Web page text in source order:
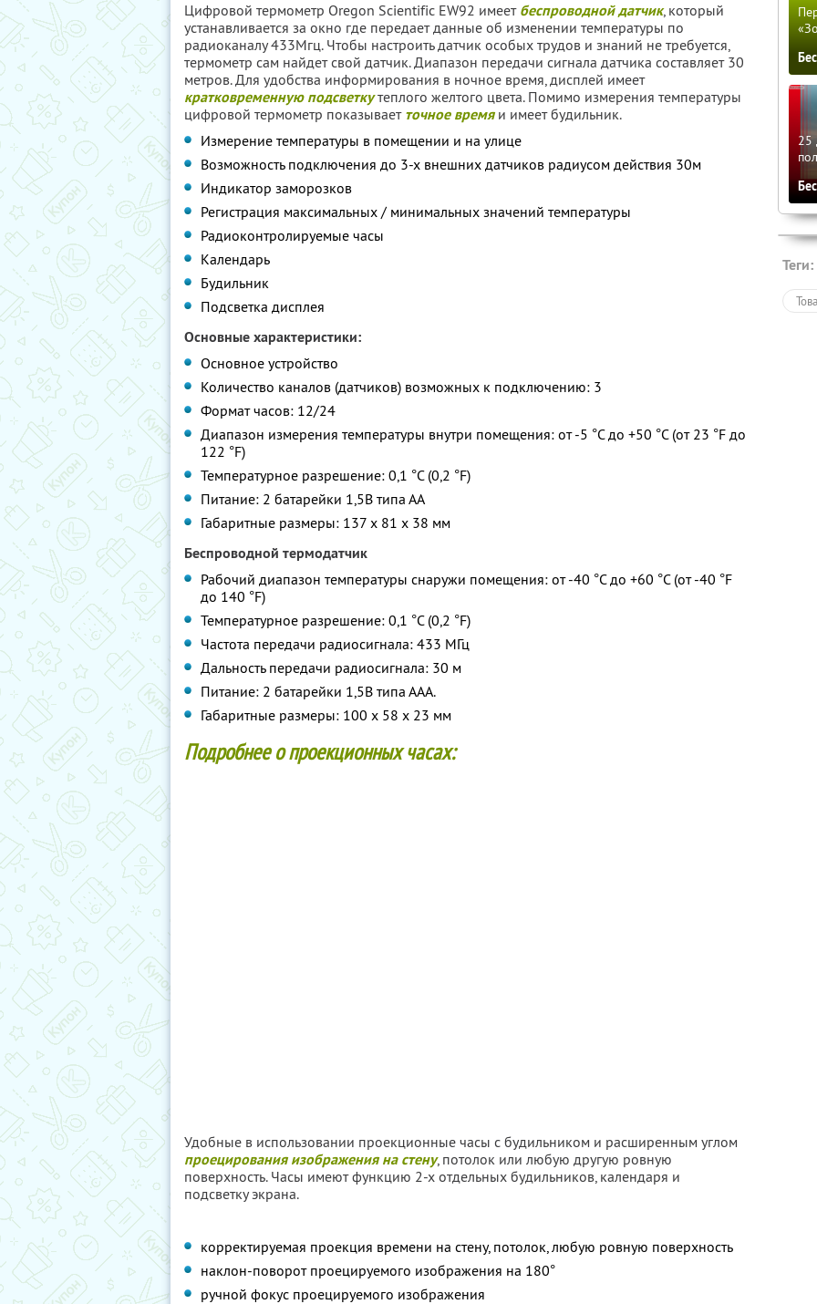
Цифровой термометр Oregon Scientific EW92 имеет беспроводной датчик, который
устанавливается за окно где передает данные об изменении температуры по
радиоканалу 433Мгц. Чтобы настроить датчик особых трудов и знаний не требуется,
термометр сам найдет свой датчик. Диапазон передачи сигнала датчика составляет 30
метров. Для удобства информирования в ночное время, дисплей имеет
кратковременную подсветкутеплого желтого цвета. Помимо измерения температуры
цифровой термометр показывает точное времяи имеет будильник.
Измерение температуры в помещении и на улице
Возможность подключения до 3-х внешних датчиков радиусом действия 30м
Индикатор заморозков
Регистрация максимальных / минимальных значений температуры
Радиоконтролируемые часы
Календарь
Будильник
Подсветка дисплея
Основные характеристики:
Основное устройство
Количество каналов (датчиков) возможных к подключению: 3
Формат часов: 12/24
Диапазон измерения температуры внутри помещения: от -5 °С до +50 °С (от 23 °F до
122 °F)
Температурное разрешение: 0,1 °С (0,2 °F)
Питание: 2 батарейки 1,5В типа АА
Габаритные размеры: 137 x 81 x 38 мм
Беспроводной термодатчик
Рабочий диапазон температуры снаружи помещения: от -40 °С до +60 °С (от -40 °F
до 140 °F)
Температурное разрешение: 0,1 °С (0,2 °F)
Частота передачи радиосигнала: 433 МГц
Дальность передачи радиосигнала: 30 м
Питание: 2 батарейки 1,5В типа ААА.
Габаритные размеры: 100 x 58 x 23 мм
Подробнее о проекционных часах:
Удобные в использовании проекционные часы с будильником и расширенным углом
проецирования изображения на стену, потолок или любую другую ровную
поверхность. Часы имеют функцию 2-х отдельных будильников, календаря и
подсветку экрана.
корректируемая проекция времени на стену, потолок, любую ровную поверхность
наклон-поворот проецируемого изображения на 180°
ручной фокус проецируемого изображения
25
Теги: